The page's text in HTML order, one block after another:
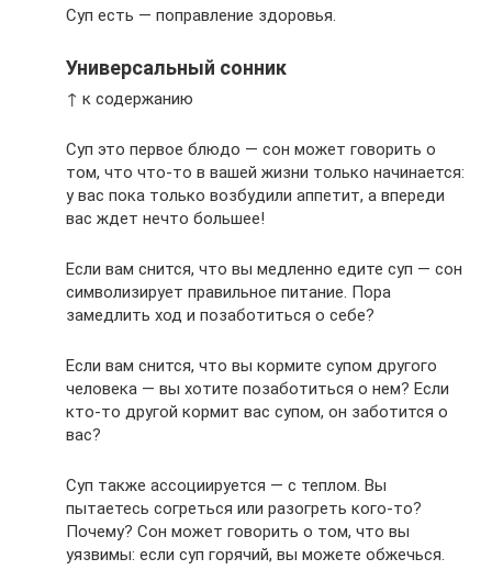
Суп есть — поправление здоровья.
Универсальный сонник
↑ к содержанию
Суп это первое блюдо — сон может говорить о
том, что что-то в вашей жизни только начинается:
у вас пока только возбудили аппетит, а впереди
вас ждет нечто большее!
Если вам снится, что вы медленно едите суп — сон
символизирует правильное питание. Пора
замедлить ход и позаботиться о себе?
Если вам снится, что вы кормите супом другого
человека — вы хотите позаботиться о нем? Если
кто-то другой кормит вас супом, он заботится о
вас?
Суп также ассоциируется — с теплом. Вы
пытаетесь согреться или разогреть кого-то?
Почему? Сон может говорить о том, что вы
уязвимы: если суп горячий, вы можете обжечься.